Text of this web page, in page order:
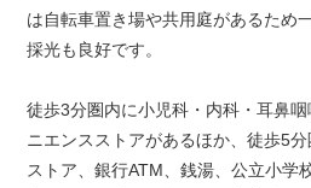
は自転車置き場や共用庭があるため
採光も良好です。
徒歩3分圏内に小児科・内科・耳鼻
ニエンスストアがあるほか、徒歩5
ストア、銀行ATM、銭湯、公立小学